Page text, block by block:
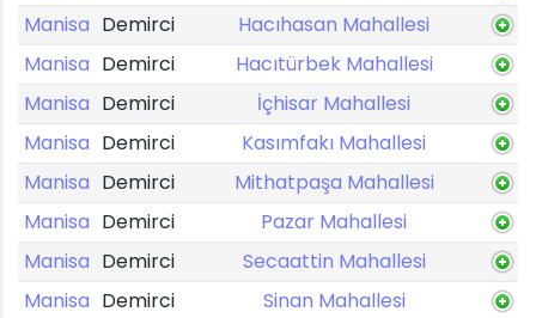
Manisa Demirci
Hacıhasan Mahallesi
Manisa Demirci
Hacıtürbek Mahallesi
Manisa Demirci
İçhisar Mahallesi
Manisa Demirci
Kasımfakı Mahallesi
Manisa Demirci
Mithatpaşa Mahallesi
Manisa Demirci
Pazar Mahallesi
Manisa Demirci
Secaattin Mahallesi
Manisa Demirci
Sinan Mahallesi